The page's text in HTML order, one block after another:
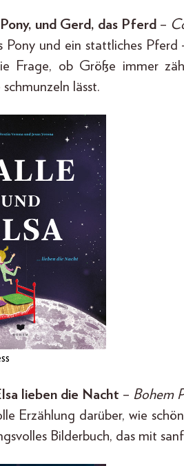
Pony, und Gerd, das Pferd –
Pony und ein stattliches
Frage, ob Größe immer
schmunzeln lässt.
lieben die Nacht – Bohem
Erzählung darüber, wie
Bilderbuch, das mit